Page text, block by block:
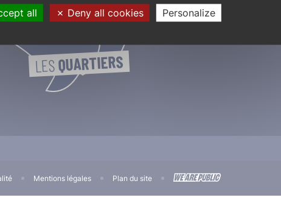
LES QUARTIERS
Mentions légales Plan du site
all Deny all cookies Personalize